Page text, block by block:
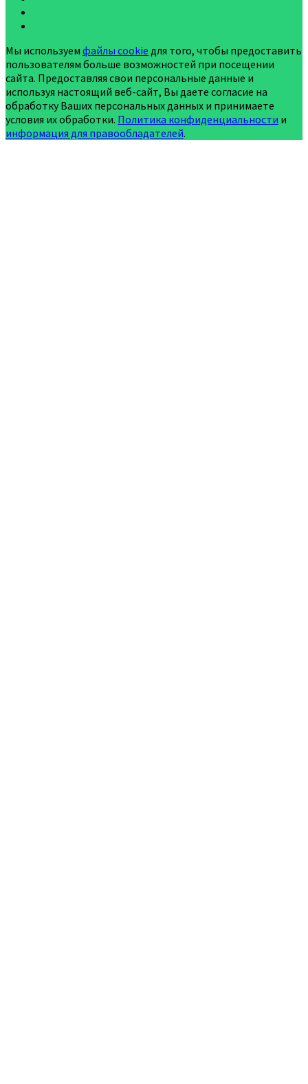
Мы используем файлы cookie для того, чтобы предоставить
пользователям больше возможностей при посещении
сайта. Предоставляя свои персональные данные и
используя настоящий веб-сайт, Вы даете согласие на
обработку Ваших персональных данных и принимаете
условия их обработки. Политика конфиденциальности и
информация для правообладателей.